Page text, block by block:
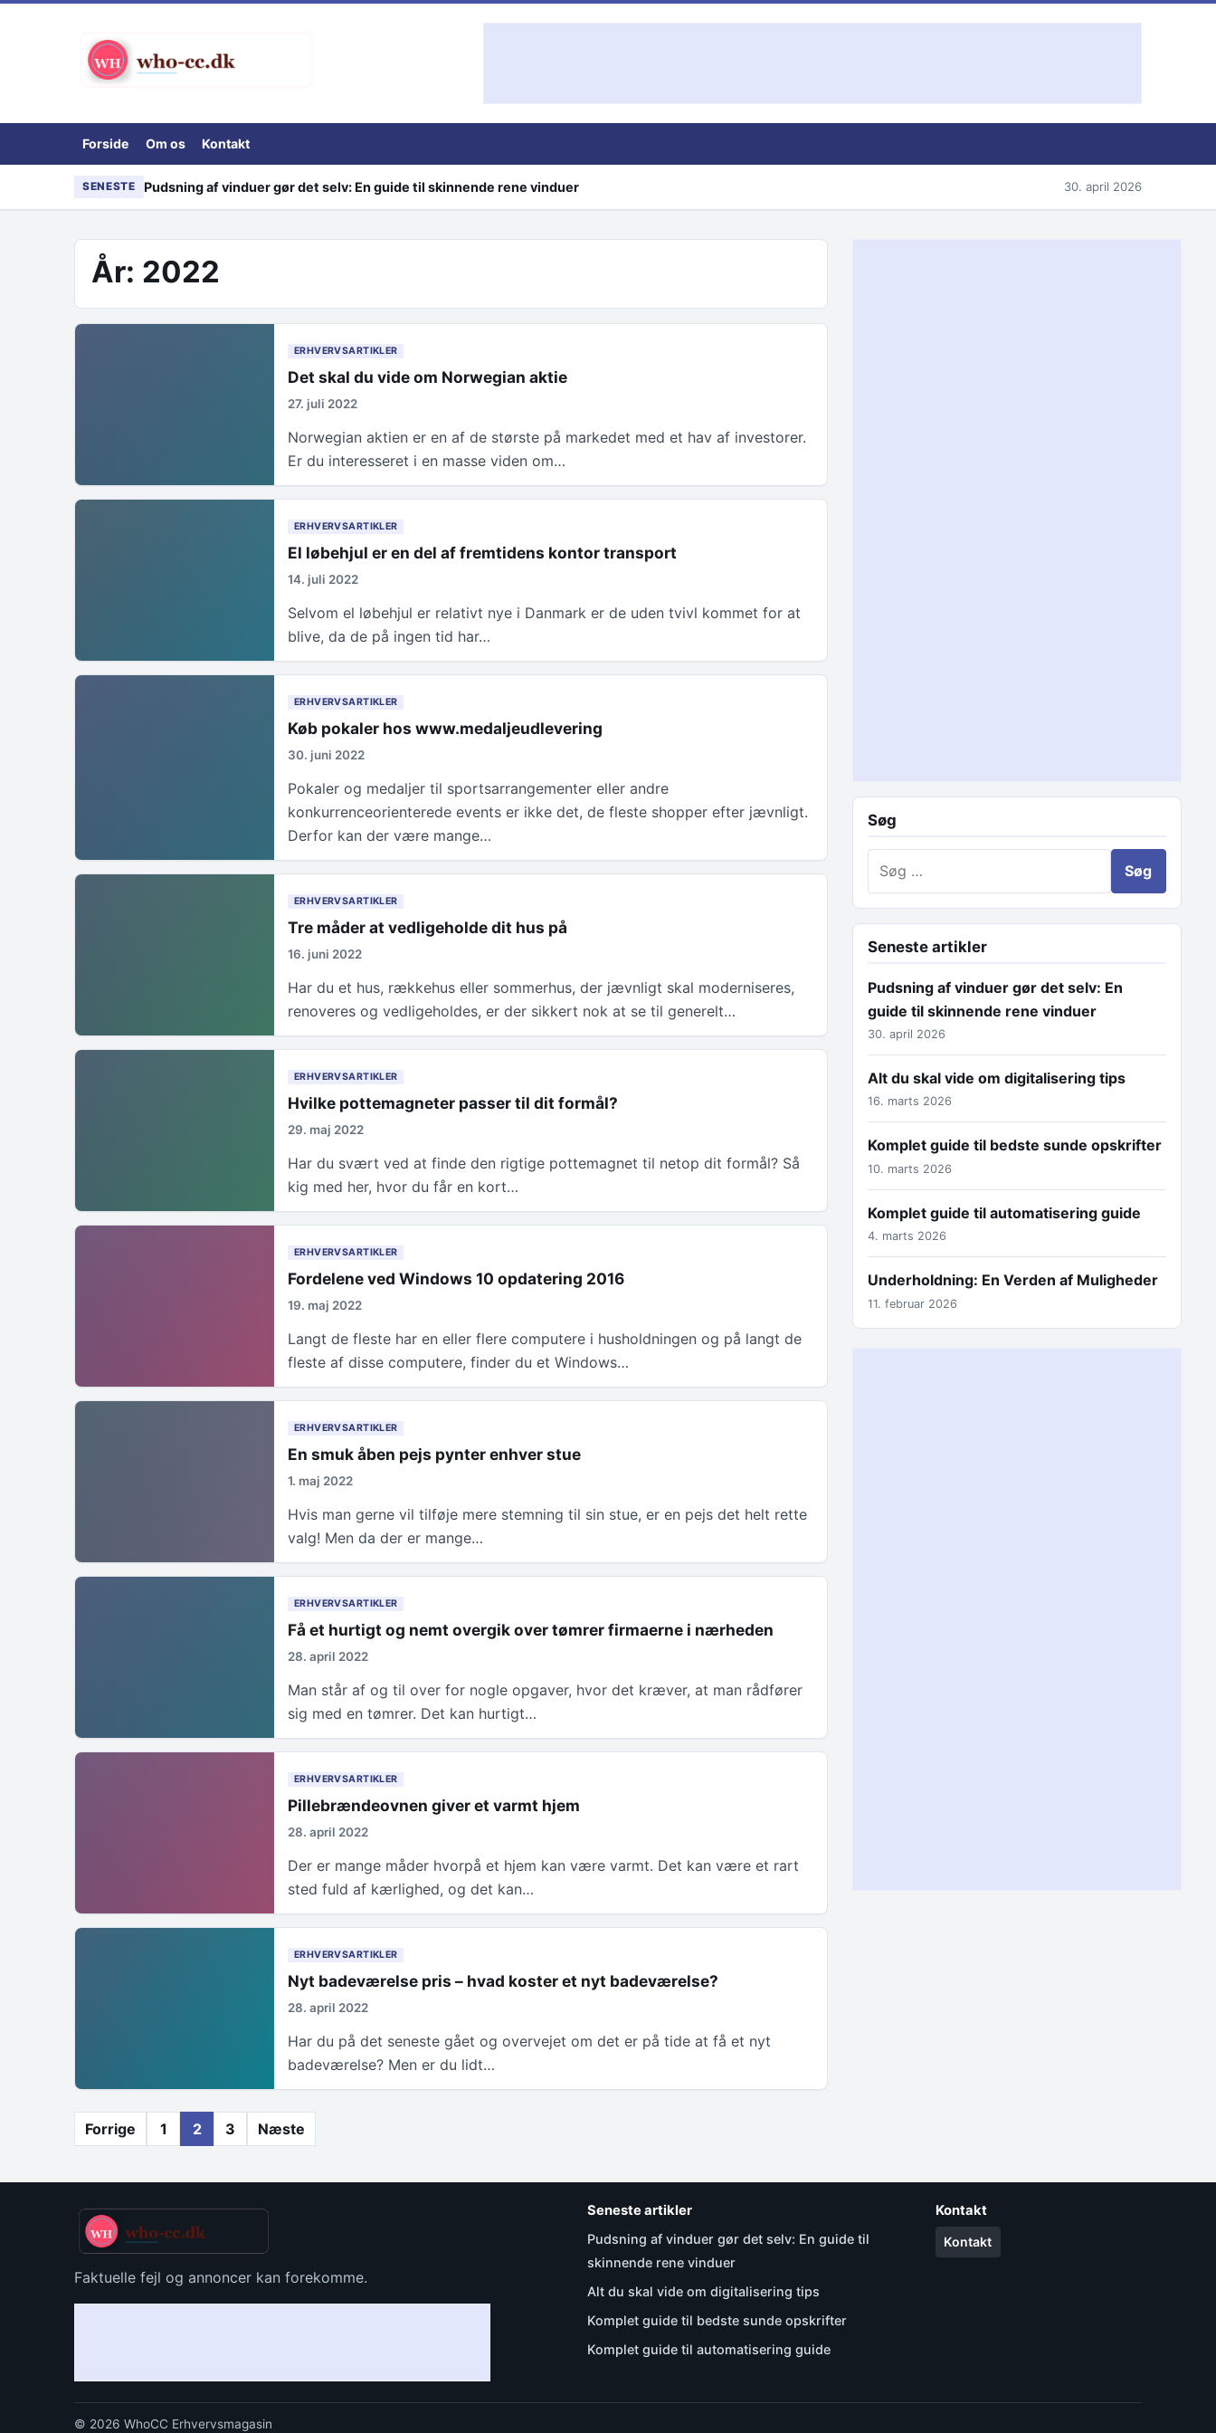
Forside Om os Kontakt
SENESTE Pudsning af vinduer gør det selv: En guide til skinnende rene vinduer 30. april 2026
År: 2022
ERHVERVSARTIKLER
Det skal du vide om Norwegian aktie
27. juli 2022
Norwegian aktien er en af de største på markedet med et hav af investorer.
Er du interesseret i en masse viden om…
ERHVERVSARTIKLER
El løbehjul er en del af fremtidens kontor transport
14. juli 2022
Selvom el løbehjul er relativt nye i Danmark er de uden tvivl kommet for at
blive, da de på ingen tid har…
ERHVERVSARTIKLER
Køb pokaler hos www.medaljeudlevering
30. juni 2022
Pokaler og medaljer til sportsarrangementer eller andre
konkurrenceorienterede events er ikke det, de fleste shopper efter jævnligt.
Derfor kan der være mange…
ERHVERVSARTIKLER
Tre måder at vedligeholde dit hus på
16. juni 2022
Har du et hus, rækkehus eller sommerhus, der jævnligt skal moderniseres,
renoveres og vedligeholdes, er der sikkert nok at se til generelt…
ERHVERVSARTIKLER
Hvilke pottemagneter passer til dit formål?
29. maj 2022
Har du svært ved at finde den rigtige pottemagnet til netop dit formål? Så
kig med her, hvor du får en kort…
ERHVERVSARTIKLER
Fordelene ved Windows 10 opdatering 2016
19. maj 2022
Langt de fleste har en eller flere computere i husholdningen og på langt de
fleste af disse computere, finder du et Windows…
ERHVERVSARTIKLER
En smuk åben pejs pynter enhver stue
1. maj 2022
Hvis man gerne vil tilføje mere stemning til sin stue, er en pejs det helt rette
valg! Men da der er mange…
ERHVERVSARTIKLER
Få et hurtigt og nemt overgik over tømrer firmaerne i nærheden
28. april 2022
Man står af og til over for nogle opgaver, hvor det kræver, at man rådfører
sig med en tømrer. Det kan hurtigt…
ERHVERVSARTIKLER
Pillebrændeovnen giver et varmt hjem
28. april 2022
Der er mange måder hvorpå et hjem kan være varmt. Det kan være et rart
sted fuld af kærlighed, og det kan…
ERHVERVSARTIKLER
Nyt badeværelse pris – hvad koster et nyt badeværelse?
28. april 2022
Har du på det seneste gået og overvejet om det er på tide at få et nyt
badeværelse? Men er du lidt…
Indlægsinddeling
Forrige 1 2 3 Næste
Søg
Seneste artikler
Pudsning af vinduer gør det selv: En
guide til skinnende rene vinduer
30. april 2026
Alt du skal vide om digitalisering tips
16. marts 2026
Komplet guide til bedste sunde opskrifter
10. marts 2026
Komplet guide til automatisering guide
4. marts 2026
Underholdning: En Verden af Muligheder
11. februar 2026
Faktuelle fejl og annoncer kan forekomme.
Seneste artikler
Pudsning af vinduer gør det selv: En guide til
skinnende rene vinduer
Alt du skal vide om digitalisering tips
Komplet guide til bedste sunde opskrifter
Komplet guide til automatisering guide
Kontakt
Kontakt
© 2026 WhoCC Erhvervsmagasin